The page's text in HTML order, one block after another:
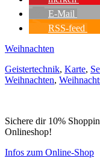
E-Mail
RSS-feed
Weihnachten
Geistertechnik, Karte,
Weihnachten,
Sichere dir 10%
Onlineshop!
Infos zum Online-Shop